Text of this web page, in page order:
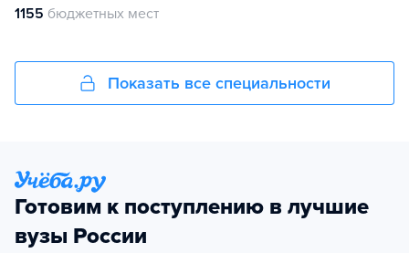
1155 бюджетных мест
Показать все специальности
Готовим к поступлению в лучшие
вузы России